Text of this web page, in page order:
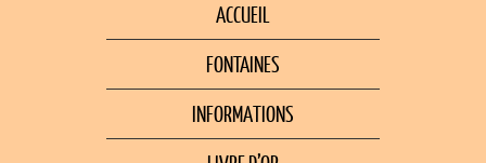
ACCUEIL
FONTAINES
INFORMATIONS